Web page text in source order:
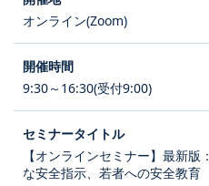
オンライン(Zoom)
9:30～16:30(受付9:00)
【オンラインセミナー】最新
な安全指示、若者への安全教育